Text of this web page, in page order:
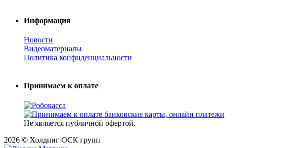
Информация
Новости
Видеоматериалы
Политика конфиденциальности
Принимаем к оплате
Не является публичной офертой.
2026 © Холдинг ОСК групп